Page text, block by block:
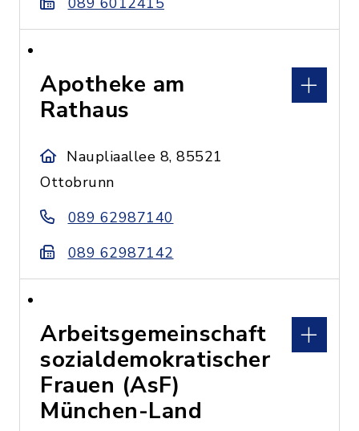
Apotheke am
Rathaus
Naupliaallee 8, 85521
Ottobrunn
089 62987140
089 62987142
Arbeitsgemeinschaft
sozialdemokratischer
Frauen (AsF)
München-Land